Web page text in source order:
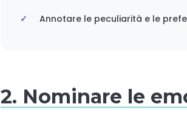
Annotare le peculiarità e le
2. Nominare le